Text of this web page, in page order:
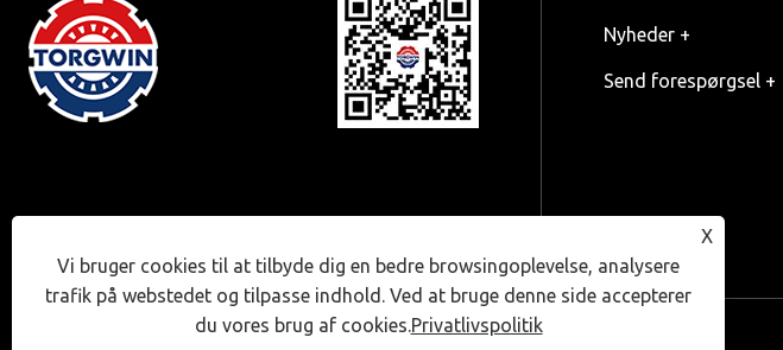
Nyheder +
Send forespørgsel +
X
Vi bruger cookies til at tilbyde dig en bedre browsingoplevelse, analysere
trafik på webstedet og tilpasse indhold. Ved at bruge denne side accepterer
du vores brug af cookies.Privatlivspolitik